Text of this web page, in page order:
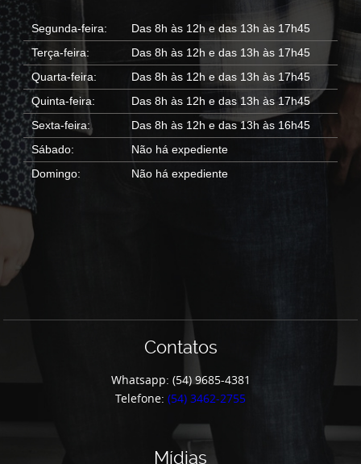
Segunda-feira:
Das 8h às 12h e das 13h às 17h45
Terça-feira:
Das 8h às 12h e das 13h às 17h45
Quarta-feira:
Das 8h às 12h e das 13h às 17h45
Quinta-feira:
Das 8h às 12h e das 13h às 17h45
Sexta-feira:
Das 8h às 12h e das 13h às 16h45
Sábado:
Não há expediente
Domingo:
Não há expediente
Contatos
Whatsapp: (54) 9685-4381
Telefone: (54) 3462-2755
Mídias